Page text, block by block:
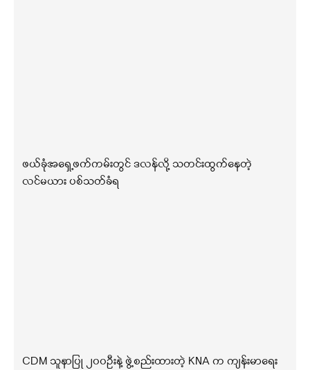
ဖယ်ခုံအရှေ့ဖက်ကမ်းတွင် ဒလန်လို့ သတင်းထွက်နေတဲ့
လင်မယား ပစ်သတ်ခံရ
CDM သူနာပြု ၂၀၀ဦးနဲ့ ဖွဲ့စည်းထားတဲ့ KNA က ကျန်းမာရေး